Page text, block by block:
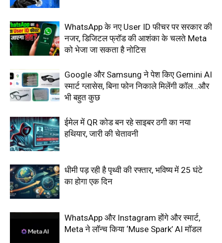
WhatsApp के नए User ID फीचर पर सरकार की
नजर, डिजिटल फ्रॉड की आशंका के चलते Meta
को भेजा जा सकता है नोटिस
Google और Samsung ने पेश किए Gemini AI
स्मार्ट ग्लासेस, बिना फोन निकाले मिलेंगी कॉल…और
भी बहुत कुछ
ईमेल में QR कोड बन रहे साइबर ठगी का नया
हथियार, जारी की चेतावनी
धीमी पड़ रही है पृथ्वी की रफ्तार, भविष्य में 25 घंटे
का होगा एक दिन
WhatsApp और Instagram होंगे और स्मार्ट,
Meta ने लॉन्च किया ‘Muse Spark’ AI मॉडल